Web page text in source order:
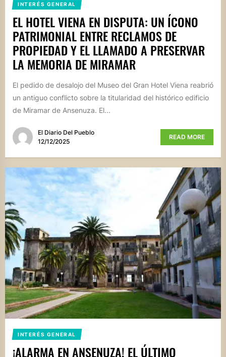
INTERÉS GENERAL
EL HOTEL VIENA EN DISPUTA: UN ÍCONO
PATRIMONIAL ENTRE RECLAMOS DE
PROPIEDAD Y EL LLAMADO A PRESERVAR
LA MEMORIA DE MIRAMAR
El pedido de desalojo del Museo del Gran Hotel Viena reabrió
un antiguo conflicto sobre la titularidad del histórico edificio
de Miramar de Ansenuza. El...
El Diario Del Pueblo
12/12/2025
READ MORE
INTERÉS GENERAL
¡ALARMA EN ANSENUZA! EL ÚLTIMO